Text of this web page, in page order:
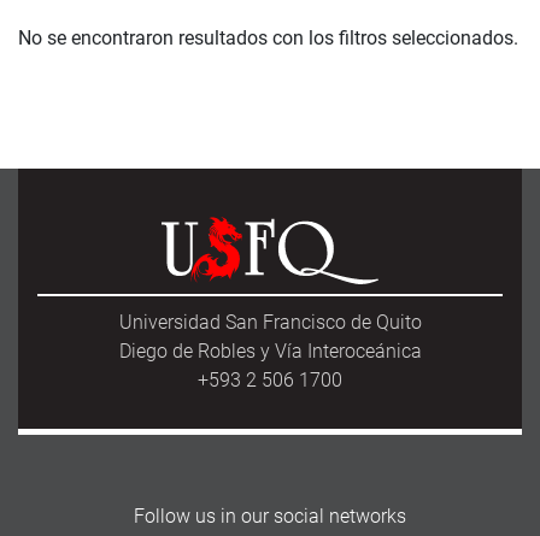
No se encontraron resultados con los filtros seleccionados.
Universidad San Francisco de Quito
Diego de Robles y Vía Interoceánica
+593 2 506 1700
Follow us in our social networks